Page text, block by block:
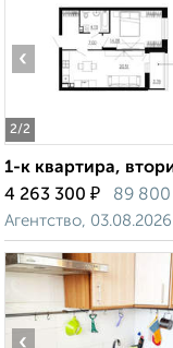
2/2
‹
1-к квартира,
4 263 300 ₽ 89 800
Агентство, 03.08.2026
‹